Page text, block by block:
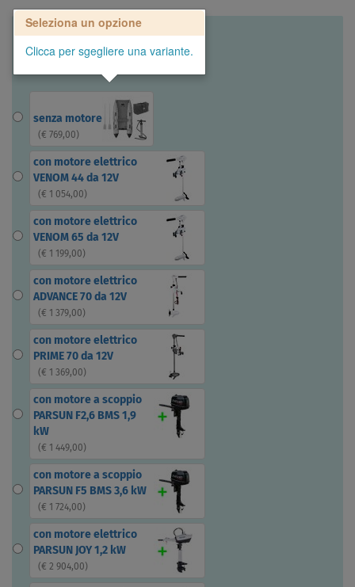
Seleziona un opzione
Clicca per sgegliere una variante.
senza motore
( € 769,00)
con motore elettrico
VENOM 44 da 12V
( € 1 054,00)
con motore elettrico
VENOM 65 da 12V
( € 1 199,00)
con motore elettrico
ADVANCE 70 da 12V
( € 1 379,00)
con motore elettrico
PRIME 70 da 12V
( € 1 369,00)
con motore a scoppio
PARSUN F2,6 BMS 1,9
kW
( € 1 449,00)
con motore a scoppio
PARSUN F5 BMS 3,6 kW
( € 1 724,00)
con motore elettrico
PARSUN JOY 1,2 kW
( € 2 904,00)